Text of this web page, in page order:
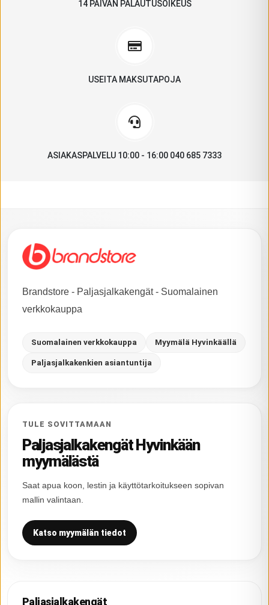
14 PÄIVÄN PALAUTUSOIKEUS
USEITA MAKSUTAPOJA
ASIAKASPALVELU 10:00 - 16:00 040 685 7333
Brandstore - Paljasjalkakengät - Suomalainen
verkkokauppa
Suomalainen verkkokauppa Myymälä Hyvinkäällä
Paljasjalkakenkien asiantuntija
TULE SOVITTAMAAN
Paljasjalkakengät Hyvinkään
myymälästä
Saat apua koon, lestin ja käyttötarkoitukseen sopivan
mallin valintaan.
Katso myymälän tiedot
Paljasjalkakengät